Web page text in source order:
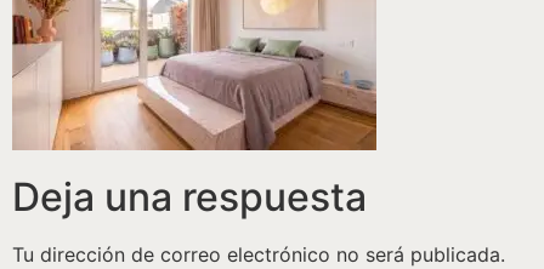
Deja una respuesta
Tu dirección de correo electrónico no será publicada.